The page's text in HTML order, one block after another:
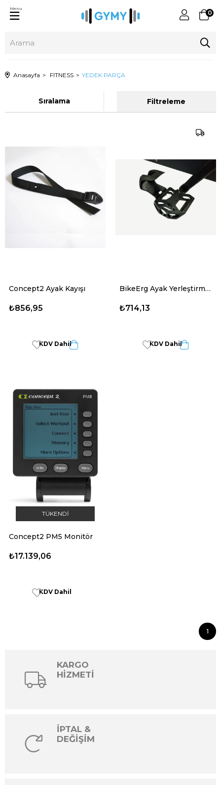
0
Menu
Anasayfa FITNESS YEDEK PARÇA
Filtreleme
Sıralama
Concept2 Ayak Kayışı
₺856,95
KDV Dahil
BikeErg Ayak Yerleştirme Aparatı
₺714,13
KDV Dahil
TÜKENDI
Concept2 PM5 Monitör
₺17.139,06
KDV Dahil
1
KARGO
HİZMETİ
İPTAL &
DEĞİŞİM